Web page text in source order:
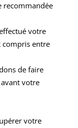
recommandée
votre
entre
de faire
votre
votre